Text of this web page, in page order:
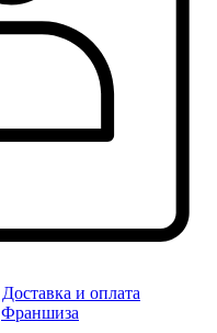
Доставка и оплата
Франшиза